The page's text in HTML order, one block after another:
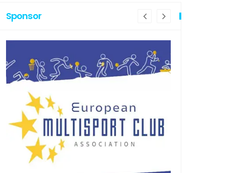
Sponsor